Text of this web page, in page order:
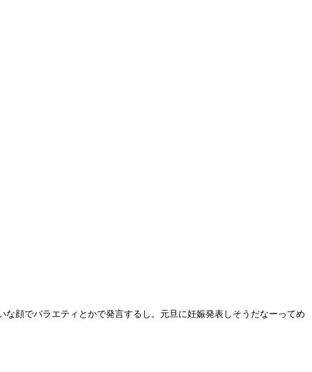
顔でバラエティとかで発言するし。元旦に妊娠発表しそうだなーってめ